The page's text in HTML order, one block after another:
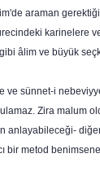
araman
karinelere
âlim ve büyük
ve sünnet-i
Zira malum
anlayabileceği-
bir metod